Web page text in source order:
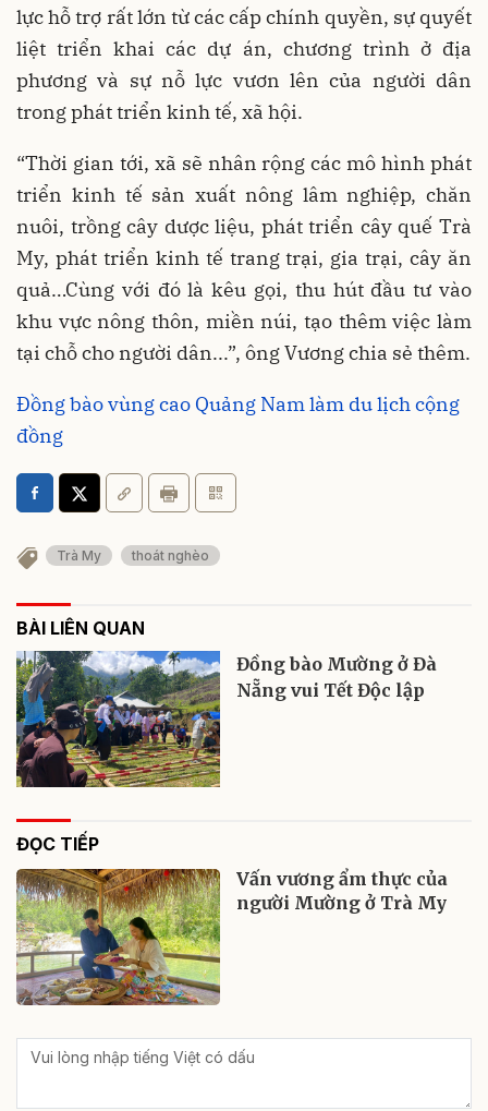
lực hỗ trợ rất lớn từ các cấp chính quyền, sự quyết
liệt triển khai các dự án, chương trình ở địa
phương và sự nỗ lực vươn lên của người dân
trong phát triển kinh tế, xã hội.
“Thời gian tới, xã sẽ nhân rộng các mô hình phát
triển kinh tế sản xuất nông lâm nghiệp, chăn
nuôi, trồng cây dược liệu, phát triển cây quế Trà
My, phát triển kinh tế trang trại, gia trại, cây ăn
quả…Cùng với đó là kêu gọi, thu hút đầu tư vào
khu vực nông thôn, miền núi, tạo thêm việc làm
tại chỗ cho người dân...”, ông Vương chia sẻ thêm.
Đồng bào vùng cao Quảng Nam làm du lịch cộng
đồng
Trà My thoát nghèo
BÀI LIÊN QUAN
Đồng bào Mường ở Đà
Nẵng vui Tết Độc lập
ĐỌC TIẾP
Vấn vương ẩm thực của
người Mường ở Trà My